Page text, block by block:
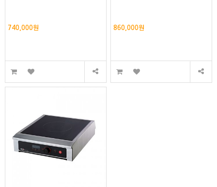
740,000원 860,000원